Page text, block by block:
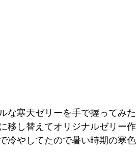
な寒天ゼリーを手で握ってみ
移し替えてオリジナルゼリー
冷やしてたので暑い時期の寒